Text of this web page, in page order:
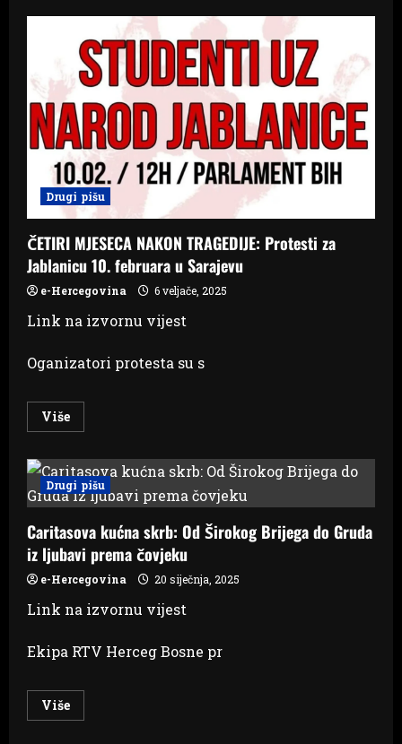
Drugi pišu
ČETIRI MJESECA NAKON TRAGEDIJE: Protesti za
Jablanicu 10. februara u Sarajevu
e-Hercegovina 6 veljače, 2025
Link na izvornu vijest
Oganizatori protesta su s
VišeRead
more
MJESECA
NAKON
TRAGEDIJE:
Protesti
Jablanicu
10.
februara
u
Sarajevu
Drugi pišu
Caritasova kućna skrb: Od Širokog Brijega do Gruda
iz ljubavi prema čovjeku
e-Hercegovina 20 siječnja, 2025
Link na izvornu vijest
Ekipa RTV Herceg Bosne pr
VišeRead
more